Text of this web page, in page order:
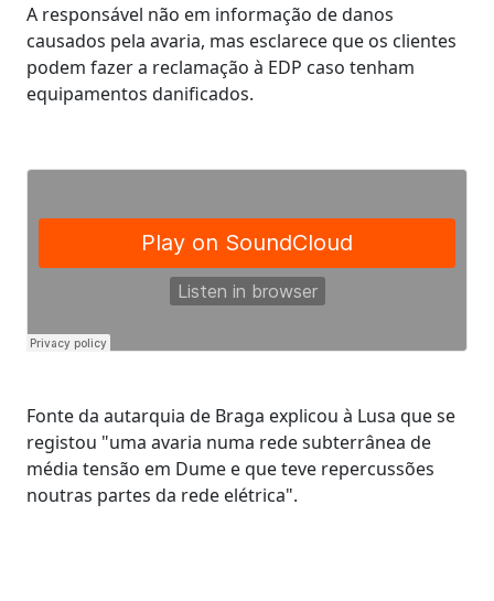
A responsável não em informação de danos
causados pela avaria, mas esclarece que os clientes
podem fazer a reclamação à EDP caso tenham
equipamentos danificados.
Fonte da autarquia de Braga explicou à Lusa que se
registou "uma avaria numa rede subterrânea de
média tensão em Dume e que teve repercussões
noutras partes da rede elétrica".